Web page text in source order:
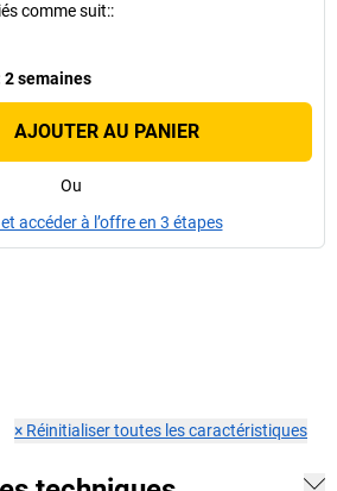
comme suit::
2 semaines
AJOUTER AU PANIER
Ou
accéder à l’offre en 3 étapes
× Réinitialiser toutes les caractéristiques